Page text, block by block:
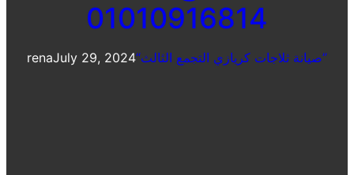
01010916814
renaJuly 29, 2024 “صيانة ثلاجات كريازي التجمع الثالث”